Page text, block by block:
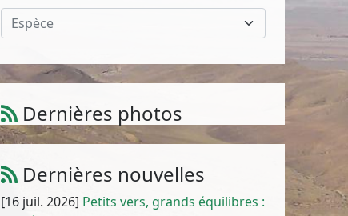
Espèce
Dernières photos
Atriplex parvifolia Lowe
Dernières nouvelles
[16 juil. 2026] Petits vers, grands équilibres :